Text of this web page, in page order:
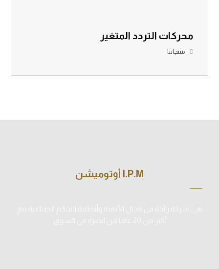
محركات التردد المتغير
منتجاتنا
I.P.M أوتوميشن